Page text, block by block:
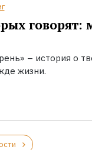
– история о
жизни.